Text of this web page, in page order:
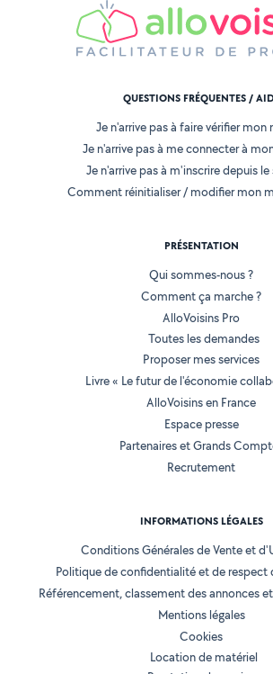
QUESTIONS FRÉQUENTES /
Je n'arrive pas à faire vérifier mon
Je n'arrive pas à me connecter à
Je n'arrive pas à m'inscrire depuis
Comment réinitialiser / modifier mon
PRÉSENTATION
Qui sommes-nous ?
Comment ça marche ?
AlloVoisins Pro
Toutes les demandes
Proposer mes services
Livre « Le futur de l'économie
AlloVoisins en France
Espace presse
Partenaires et Grands
Recrutement
INFORMATIONS LÉGALES
Conditions Générales de Vente et
Politique de confidentialité et de respect
Référencement, classement des annonces
Mentions légales
Cookies
Location de matériel